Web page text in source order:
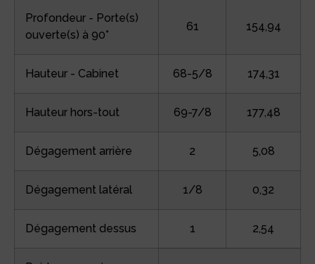
Profondeur - Porte(s)
ouverte(s) à 90°
61 154,94
Hauteur - Cabinet 68-5/8 174,31
Hauteur hors-tout 69-7/8 177,48
Dégagement arrière 2 5,08
Dégagement latéral 1/8 0,32
Dégagement dessus 1 2,54